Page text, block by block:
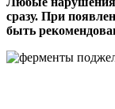
сразу. При
быть